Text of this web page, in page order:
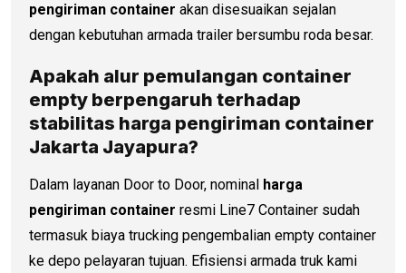
pengiriman container akan disesuaikan sejalan
dengan kebutuhan armada trailer bersumbu roda besar.
Apakah alur pemulangan container
empty berpengaruh terhadap
stabilitas harga pengiriman container
Jakarta Jayapura?
Dalam layanan Door to Door, nominal harga
pengiriman container resmi Line7 Container sudah
termasuk biaya trucking pengembalian empty container
ke depo pelayaran tujuan. Efisiensi armada truk kami